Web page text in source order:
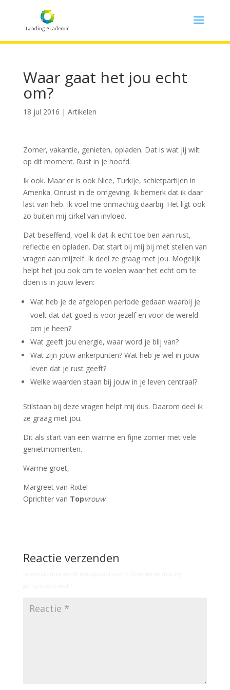
Waar gaat het jou echt
om?
18 jul 2016 | Artikelen
Zomer, vakantie, genieten, opladen. Dat is wat jij wilt
op dit moment. Rust in je hoofd.
Ik ook. Maar er is ook Nice, Turkije, schietpartijen in
Amerika. Onrust in de omgeving. Ik bemerk dat ik daar
last van heb. Ik voel me onmachtig daarbij. Het ligt ook
zo buiten mij cirkel van invloed.
Dat beseffend, voel ik dat ik echt toe ben aan rust,
reflectie en opladen. Dat start bij mij bij met stellen van
vragen aan mijzelf. Ik deel ze graag met jou. Mogelijk
helpt het jou ook om te voelen waar het echt om te
doen is in jouw leven:
Wat heb je de afgelopen periode gedaan waarbij je
voelt dat dat goed is voor jezelf en voor de wereld
om je heen?
Wat geeft jou energie, waar word je blij van?
Wat zijn jouw ankerpunten? Wat heb je wel in jouw
leven dat je rust geeft?
Welke waarden staan bij jouw in je leven centraal?
Stilstaan bij deze vragen helpt mij dus. Daarom deel ik
ze graag met jou.
Dit als start van een warme en fijne zomer met vele
genietmomenten.
Warme groet,
Margreet van Rixtel
Oprichter van Topvrouw
Reactie verzenden